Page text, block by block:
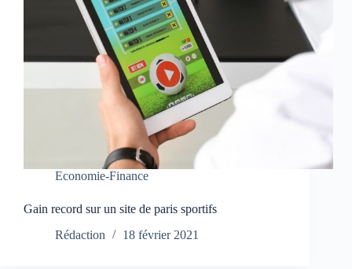
Economie-Finance
Gain record sur un site de paris sportifs
Rédaction
18 février 2021